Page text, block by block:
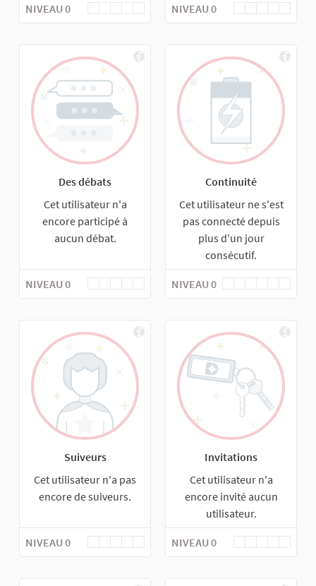
NIVEAU 0 NIVEAU 0
Des débats
Cet utilisateur n'a
encore participé à
aucun débat.
NIVEAU 0
Continuité
Cet utilisateur ne s'est
pas connecté depuis
plus d'un jour
consécutif.
NIVEAU 0
Suiveurs
Cet utilisateur n'a pas
encore de suiveurs.
NIVEAU 0
Invitations
Cet utilisateur n'a
encore invité aucun
utilisateur.
NIVEAU 0